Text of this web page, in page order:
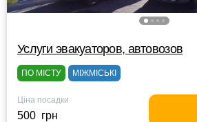
Услуги эвакуаторов, автовозов
ПО МІСТУ МІЖМІСЬКІ
Ціна посадки
500 грн